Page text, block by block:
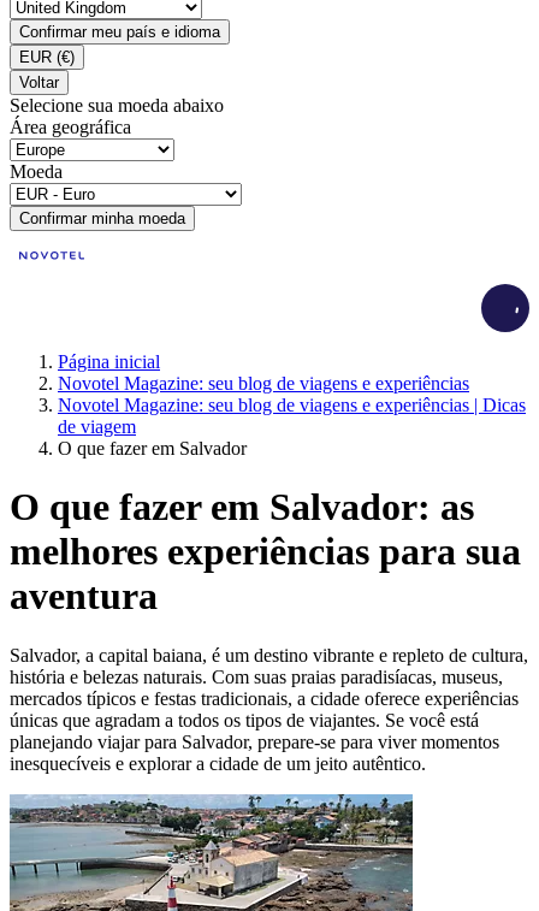
Confirmar meu país e idioma
EUR (€)
Voltar
Selecione sua moeda abaixo
Área geográfica
Moeda
Confirmar minha moeda
Página inicial
Novotel Magazine: seu blog de viagens e experiências
Novotel Magazine: seu blog de viagens e experiências | Dicas
de viagem
O que fazer em Salvador
O que fazer em Salvador: as
melhores experiências para sua
aventura
Salvador, a capital baiana, é um destino vibrante e repleto de cultura,
história e belezas naturais. Com suas praias paradisíacas, museus,
mercados típicos e festas tradicionais, a cidade oferece experiências
únicas que agradam a todos os tipos de viajantes. Se você está
planejando viajar para Salvador, prepare-se para viver momentos
inesquecíveis e explorar a cidade de um jeito autêntico.